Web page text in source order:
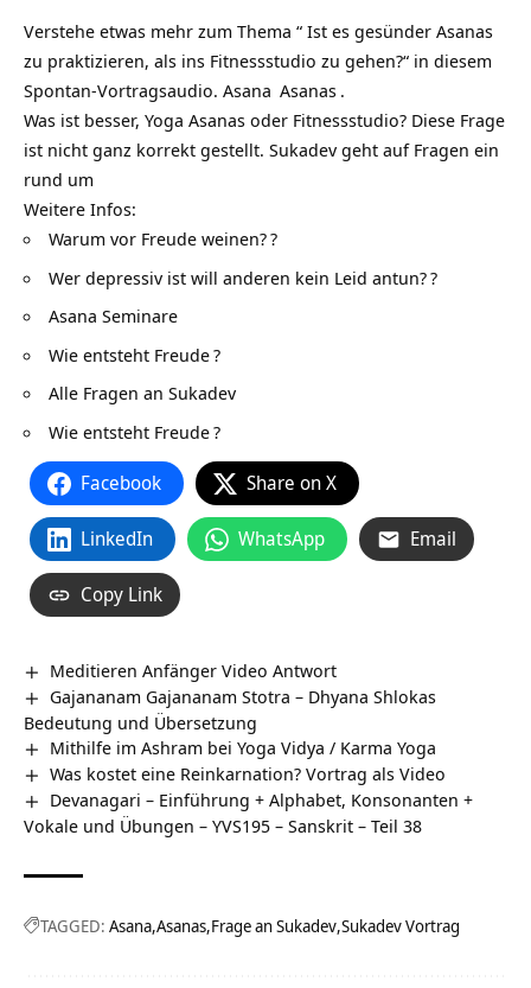
Verstehe etwas mehr zum Thema “ Ist es gesünder Asanas
zu praktizieren, als ins Fitnessstudio zu gehen?“ in diesem
Spontan-Vortragsaudio. Asana Asanas .
Was ist besser, Yoga Asanas oder Fitnessstudio? Diese Frage
ist nicht ganz korrekt gestellt. Sukadev geht auf Fragen ein
rund um
Weitere Infos:
Warum vor Freude weinen??
Wer depressiv ist will anderen kein Leid antun??
Asana Seminare
Wie entsteht Freude?
Alle Fragen an Sukadev
Wie entsteht Freude?
Facebook Share on X
LinkedIn WhatsApp Email
Copy Link
Meditieren Anfänger Video Antwort
Gajananam Gajananam Stotra – Dhyana Shlokas
Bedeutung und Übersetzung
Mithilfe im Ashram bei Yoga Vidya / Karma Yoga
Was kostet eine Reinkarnation? Vortrag als Video
Devanagari – Einführung + Alphabet, Konsonanten +
Vokale und Übungen – YVS195 – Sanskrit – Teil 38
TAGGED: Asana Asanas Frage an Sukadev Sukadev Vortrag